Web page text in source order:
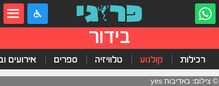
בידור
רכילות קולנוע טלוויזיה ספרים אירועים
© צילום: באדיבות yes